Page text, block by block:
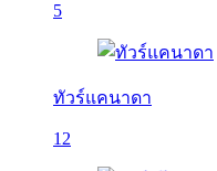
5
ทัวร์แคนาดา
12